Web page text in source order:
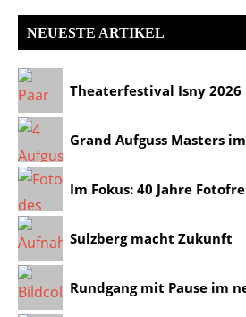
NEUESTE ARTIKEL
Theaterfestival Isny 2026
Grand Aufguss Masters
Im Fokus: 40 Jahre
Sulzberg macht Zukunft
Rundgang mit Pause im